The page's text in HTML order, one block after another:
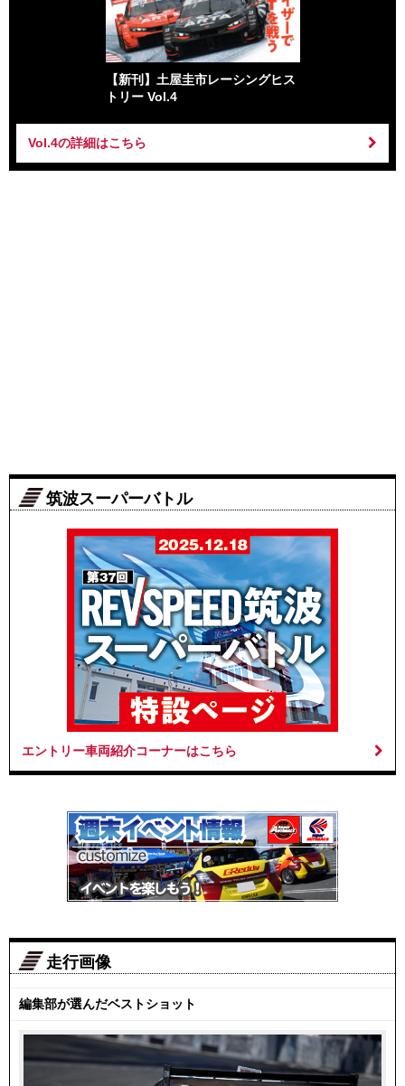
【新刊】土屋圭市レーシングヒス
トリー Vol.4
Vol.4の詳細はこちら
筑波スーパーバトル
エントリー車両紹介コーナーはこちら
走行画像
編集部が選んだベストショット